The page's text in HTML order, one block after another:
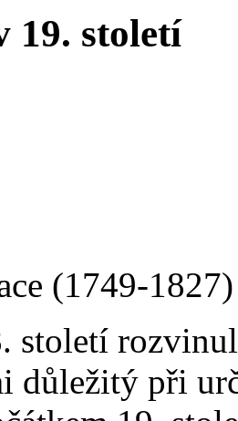
19. století
(1749-1827)
století
důležitý při